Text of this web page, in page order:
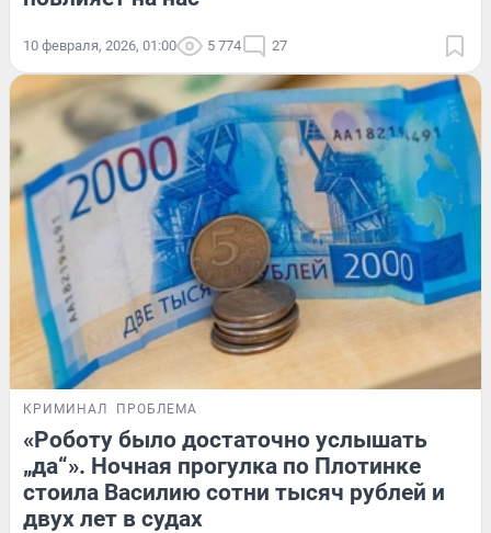
10 февраля, 2026, 01:00 5 774 27
КРИМИНАЛ ПРОБЛЕМА
«Роботу было достаточно услышать
„да“». Ночная прогулка по Плотинке
стоила Василию сотни тысяч рублей и
двух лет в судах